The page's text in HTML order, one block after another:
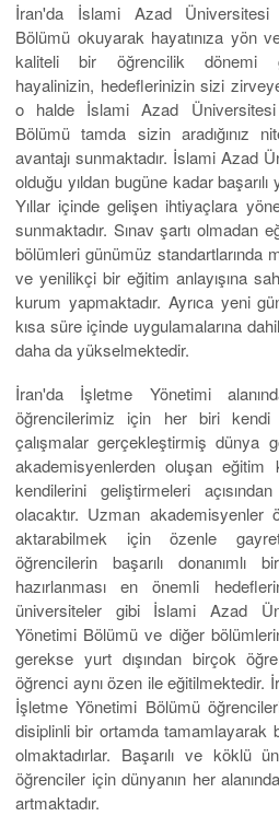
İran'da İslami Azad
Bölümü okuyarak hayatınıza yön
kaliteli bir öğrencilik dönemi
hayalinizin, hedeflerinizin sizi
o halde İslami Azad
Bölümü tamda sizin aradığınız
avantajı sunmaktadır. İslami Azad
olduğu yıldan bugüne kadar
Yıllar içinde gelişen ihtiyaçlara
sunmaktadır. Sınav şartı olmadan
bölümleri günümüz standartlarında
ve yenilikçi bir eğitim anlayışına
kurum yapmaktadır. Ayrıca yeni
kısa süre içinde uygulamalarına
daha da yükselmektedir.
İran'da İşletme Yönetimi
öğrencilerimiz için her biri kendi
çalışmalar gerçekleştirmiş dünya
akademisyenlerden oluşan eğitim
kendilerini geliştirmeleri
olacaktır. Uzman akademisyenler
aktarabilmek için özenle
öğrencilerin başarılı donanımlı
hazırlanması en önemli
üniversiteler gibi İslami Azad
Yönetimi Bölümü ve diğer
gerekse yurt dışından birçok
öğrenci aynı özen ile eğitilmektedir.
İşletme Yönetimi Bölümü
disiplinli bir ortamda tamamlayarak
olmaktadırlar. Başarılı ve köklü
öğrenciler için dünyanın her
artmaktadır.